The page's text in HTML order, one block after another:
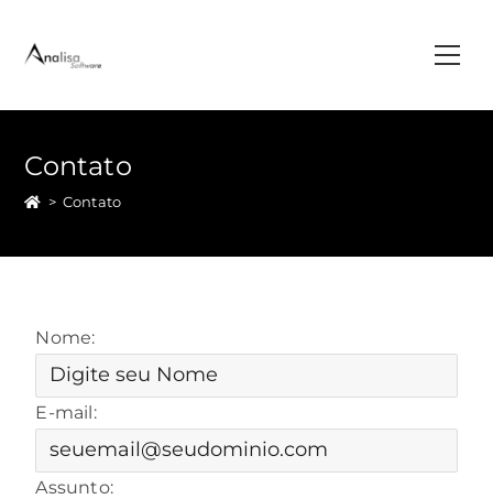
Contato
> Contato
Nome:
E-mail:
Assunto: